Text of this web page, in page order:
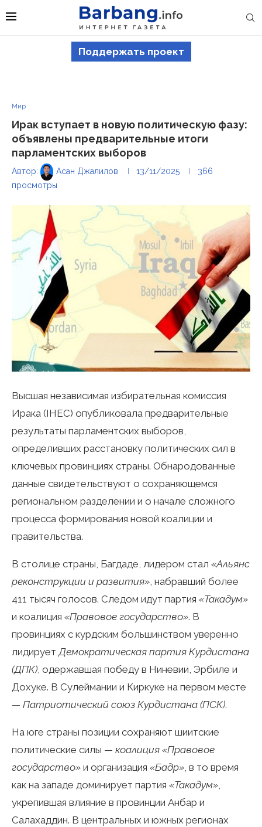
Поддержать проект
Мир
Ирак вступает в новую политическую фазу:
объявлены предварительные итоги
парламентских выборов
Автор: Асан Джалилов 13/11/2025
366
просмотры
Высшая независимая избирательная комиссия
Ирака (IHEC) опубликовала предварительные
результаты парламентских выборов,
определивших расстановку политических сил в
ключевых провинциях страны. Обнародованные
данные свидетельствуют о сохраняющемся
региональном разделении и о начале сложного
процесса формирования новой коалиции и
правительства.
В столице страны, Багдаде, лидером стал «Альянс
реконструкции и развития», набравший более
411 тысяч голосов. Следом идут партия «Такадум»
и коалиция «Правовое государство». В
провинциях с курдским большинством уверенно
лидирует Демократическая партия Курдистана
(ДПК), одержавшая победу в Ниневии, Эрбиле и
Дохуке. В Сулеймании и Киркуке на первом месте
— Патриотический союз Курдистана (ПСК).
На юге страны позиции сохраняют шиитские
политические силы — коалиция «Правовое
государство» и организация «Бадр», в то время
как на западе доминирует партия «Такадум»,
укрепившая влияние в провинции Анбар и
Салахаддин. В центральных и южных регионах